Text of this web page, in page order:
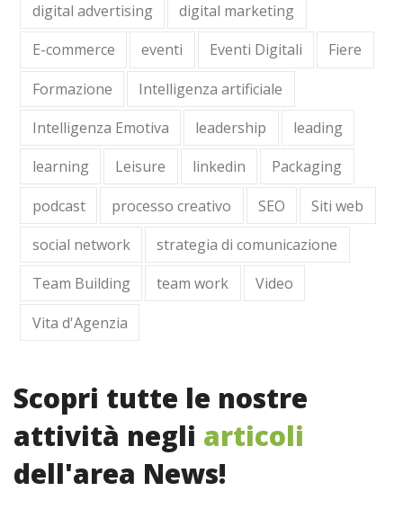
digital advertising
digital marketing
E-commerce
eventi Eventi Digitali
Fiere
Formazione
Intelligenza artificiale
Intelligenza Emotiva
leadership
leading
learning
Leisure linkedin
Packaging
podcast
processo creativo SEO
Siti web
social network
strategia di comunicazione
Team Building
team work
Video
Vita d'Agenzia
Scopri tutte le nostre
attività negli articoli
dell'area News!